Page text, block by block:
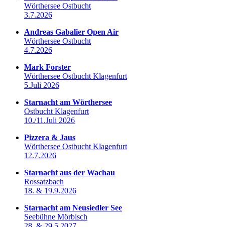
Wörthersee Ostbucht
3.7.2026
Andreas Gabalier Open Air
Wörthersee Ostbucht
4.7.2026
Mark Forster
Wörthersee Ostbucht Klagenfurt
5.Juli 2026
Starnacht am Wörthersee
Ostbucht Klagenfurt
10./11.Juli 2026
Pizzera & Jaus
Wörthersee Ostbucht Klagenfurt
12.7.2026
Starnacht aus der Wachau
Rossatzbach
18. & 19.9.2026
Starnacht am Neusiedler See
Seebühne Mörbisch